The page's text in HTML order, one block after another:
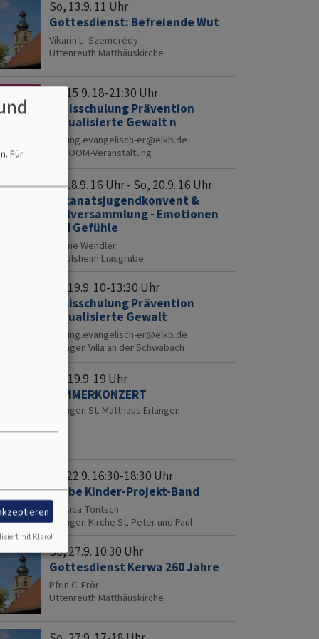
So, 13.9. 11 Uhr
Gottesdienst: Befreiende Wut
Vikarin L. Szemerédy
Uttenreuth Matthäuskirche
Di, 15.9. 18-21:30 Uhr
Basisschulung Prävention
sexualisierte Gewalt n
bildung.evangelisch-er@elkb.de
ZOOM-Veranstaltung
Fr, 18.9. 16 Uhr - So, 20.9. 16 Uhr
Dekanatsjugendkonvent &
Vollversammlung - Emotionen
und Gefühle
Sabine Wendler
Eggolsheim Liasgrube
Sa, 19.9. 10-13:30 Uhr
Basisschulung Prävention
sexualisierte Gewalt
bildung.evangelisch-er@elkb.de
Erlangen Villa an der Schwabach
Sa, 19.9. 19 Uhr
KAMMERKONZERT
Erlangen St. Matthäus Erlangen
Di, 22.9. 16:30-18:30 Uhr
Probe Kinder-Projekt-Band
Jessica Tontsch
Erlangen Kirche St. Peter und Paul
So, 27.9. 10:30 Uhr
Gottesdienst Kerwa 260 Jahre
Pfrin C. Frör
Uttenreuth Matthäuskirche
Für
mit Klaro!